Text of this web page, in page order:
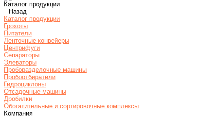
Каталог продукции
Назад
Каталог продукции
Грохоты
Питатели
Ленточные конвейеры
Центрифуги
Сепараторы
Элеваторы
Проборазделочные машины
Пробоотбиратели
Гидроциклоны
Отсадочные машины
Дробилки
Обогатительные и сортировочные комплексы
Компания